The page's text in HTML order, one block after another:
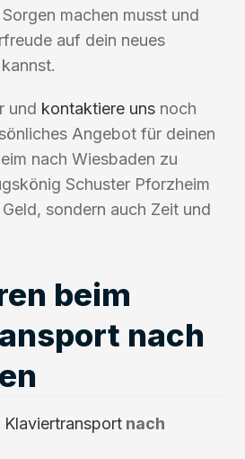
machen musst und
auf dein neues
und kontaktiere uns noch
Angebot für deinen
nach Wiesbaden zu
Schuster Pforzheim
sondern auch Zeit und
beim
nach
Klaviertransport nach